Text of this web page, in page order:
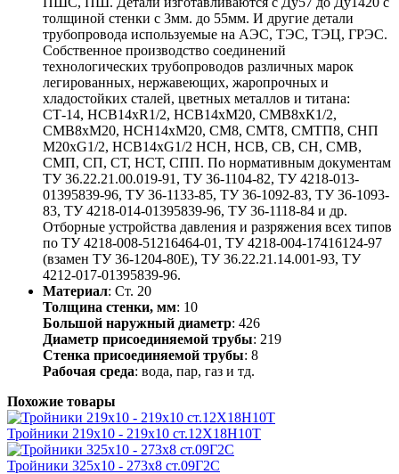
толщиной стенки с 3мм. до 55мм. И другие детали
трубопровода используемые на АЭС, ТЭС, ТЭЦ, ГРЭС.
Собственное производство соединений
технологических трубопроводов различных марок
легированных, нержавеющих, жаропрочных и
хладостойких сталей, цветных металлов и титана:
СТ-14, НСВ14хR1/2, НСВ14хМ20, СМВ8хК1/2,
СМВ8хМ20, НСН14хМ20, СМ8, СМТ8, СМТП8, СНП
М20хG1/2, НСВ14хG1/2 НСН, НСВ, СВ, СН, СМВ,
СМП, СП, СТ, НСТ, СПП. По нормативным документам
ТУ 36.22.21.00.019-91, ТУ 36-1104-82, ТУ 4218-013-
01395839-96, ТУ 36-1133-85, ТУ 36-1092-83, ТУ 36-1093-
83, ТУ 4218-014-01395839-96, ТУ 36-1118-84 и др.
Отборные устройства давления и разряжения всех типов
по ТУ 4218-008-51216464-01, ТУ 4218-004-17416124-97
(взамен ТУ 36-1204-80Е), ТУ 36.22.21.14.001-93, ТУ
4212-017-01395839-96.
Материал: Ст. 20
Толщина стенки, мм: 10
Большой наружный диаметр: 426
Диаметр присоединяемой трубы: 219
Стенка присоединяемой трубы: 8
Рабочая среда: вода, пар, газ и тд.
Похожие товары
Тройники 219х10 - 219х10 ст.12Х18Н10Т
Тройники 325х10 - 273х8 ст.09Г2С